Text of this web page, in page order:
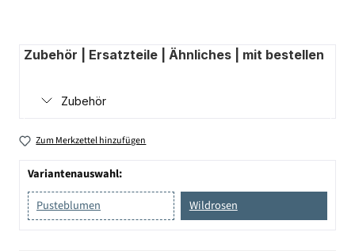
Zubehör | Ersatzteile | Ähnliches | mit bestellen
Zubehör
Zum Merkzettel hinzufügen
Variantenauswahl:
Pusteblumen
Wildrosen